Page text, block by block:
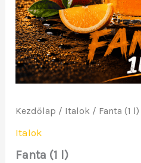
Kezdőlap / Italok / Fanta (1 l)
Italok
Fanta (1 l)